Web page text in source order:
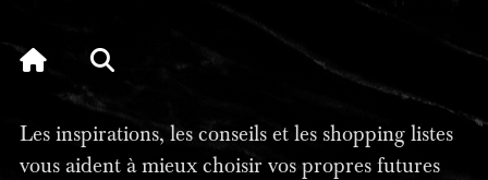
Les inspirations, les conseils et les shopping listes
vous aident à mieux choisir vos propres futures